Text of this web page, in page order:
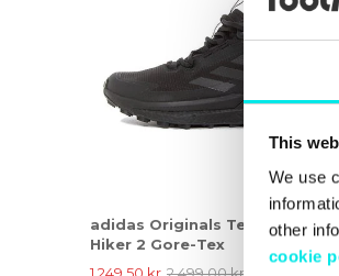
This
We use
other
cookie
adidas Originals Terrex Free
Hiker 2 Gore-Tex
1.249,50 kr 2.499,00 kr